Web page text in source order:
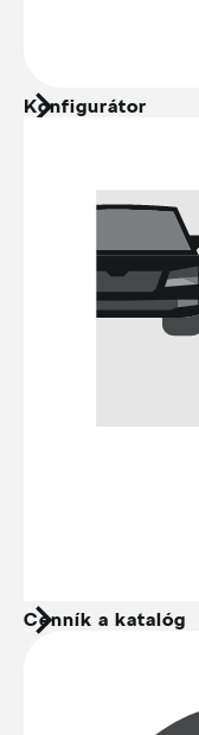
Konfigurátor
Cenník a katalóg